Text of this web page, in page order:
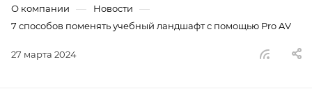
О компании — Новости —
7 способов поменять учебный ландшафт с помощью Pro AV
27 марта 2024